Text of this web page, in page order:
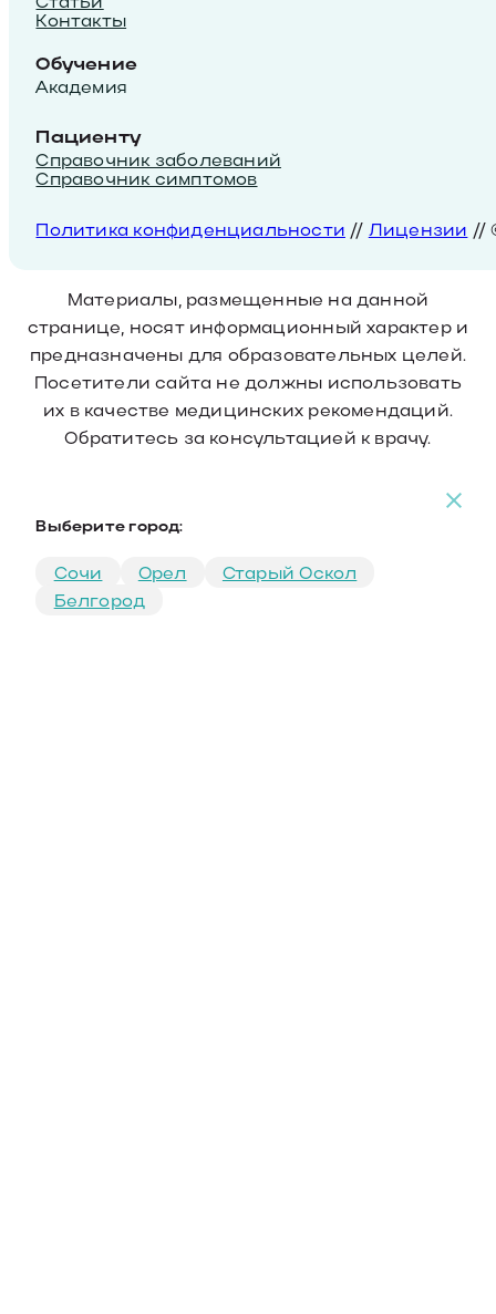
Контакты
Обучение
Академия
Пациенту
Справочник заболеваний
Справочник симптомов
Политика конфиденциальности // Лицензии //
Материалы, размещенные на данной
странице, носят информационный характер и
предназначены для образовательных целей.
Посетители сайта не должны использовать
их в качестве медицинских рекомендаций.
Обратитесь за консультацией к врачу.
Выберите город:
Сочи Орел
Старый Оскол
Белгород